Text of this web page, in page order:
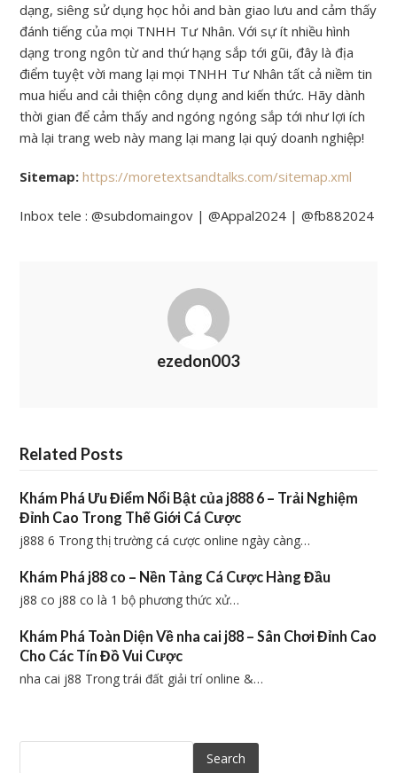
dạng, siêng sử dụng học hỏi and bàn giao lưu and cảm thấy
đánh tiếng của mọi TNHH Tư Nhân. Với sự ít nhiều hình
dạng trong ngôn từ and thứ hạng sắp tới gũi, đây là địa
điểm tuyệt vời mang lại mọi TNHH Tư Nhân tất cả niềm tin
mua hiểu and cải thiện công dụng and kiến thức. Hãy dành
thời gian để cảm thấy and ngóng ngóng sắp tới như lợi ích
mà lại trang web này mang lại mang lại quý doanh nghiệp!
Sitemap: https://moretextsandtalks.com/sitemap.xml
Inbox tele : @subdomaingov | @Appal2024 | @fb882024
ezedon003
Related Posts
Khám Phá Ưu Điểm Nổi Bật của j888 6 – Trải Nghiệm
Đỉnh Cao Trong Thế Giới Cá Cược
j888 6 Trong thị trường cá cược online ngày càng…
Khám Phá j88 co – Nền Tảng Cá Cược Hàng Đầu
j88 co j88 co là 1 bộ phương thức xử…
Khám Phá Toàn Diện Về nha cai j88 – Sân Chơi Đỉnh Cao
Cho Các Tín Đồ Vui Cược
nha cai j88 Trong trái đất giải trí online &…
Search